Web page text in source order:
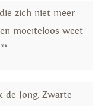
zich niet meer
moeiteloos weet
de Jong, Zwarte